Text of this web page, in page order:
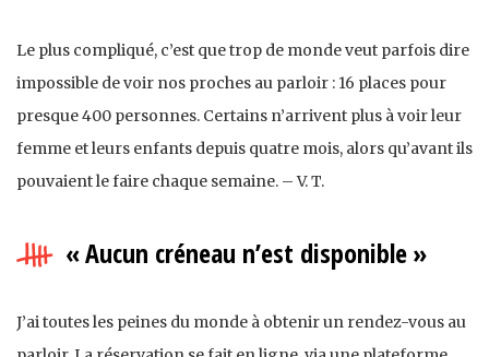
Le plus compliqué, c’est que trop de monde veut parfois dire
impossible de voir nos proches au parloir : 16 places pour
presque 400 personnes. Certains n’arrivent plus à voir leur
femme et leurs enfants depuis quatre mois, alors qu’avant ils
pouvaient le faire chaque semaine. – V. T.
« Aucun créneau n’est disponible »
J’ai toutes les peines du monde à obtenir un rendez-vous au